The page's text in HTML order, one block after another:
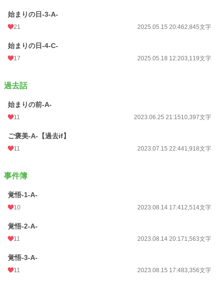
始まりの日-3-A-
21 2025.05.15 20:462,845文字
始まりの日-4-C-
17 2025.05.18 12:203,119文字
過去話
始まりの前-A-
11 2023.06.25 21:1510,397文字
ご褒美-A-【過去if】
11 2023.07.15 22:441,918文字
事件簿
覚悟-1-A-
10 2023.08.14 17:412,514文字
覚悟-2-A-
11 2023.08.14 20:171,563文字
覚悟-3-A-
11 2023.08.15 17:483,356文字